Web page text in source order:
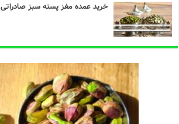
خرید عمده مغز پسته سبز صادراتی